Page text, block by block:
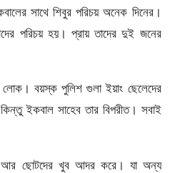
সাথে শিবুর পরিচয় অনেক দিনের।
পরিচয় হয়। প্রায় তাদের দুই জনের
বয়স্ক পুলিশ গুলা ইয়াং ছেলেদের
ইকবাল সাহেব তার বিপরীত। সবাই
আর ছোটদের খুব আদর করে। যা অন্য